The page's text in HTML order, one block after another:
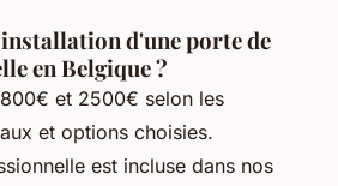
d'une porte de
en Belgique ?
et 2500€ selon les
et options choisies.
est incluse dans nos